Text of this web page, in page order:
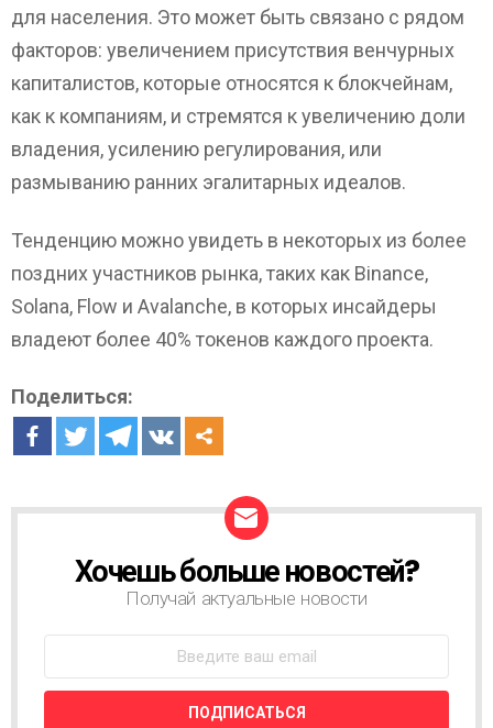
для населения. Это может быть связано с рядом
факторов: увеличением присутствия венчурных
капиталистов, которые относятся к блокчейнам,
как к компаниям, и стремятся к увеличению доли
владения, усилению регулирования, или
размыванию ранних эгалитарных идеалов.
Тенденцию можно увидеть в некоторых из более
поздних участников рынка, таких как Binance,
Solana, Flow и Avalanche, в которых инсайдеры
владеют более 40% токенов каждого проекта.
Поделиться:
О
Т
Н
Хочешь больше новостей?
Получай актуальные новости